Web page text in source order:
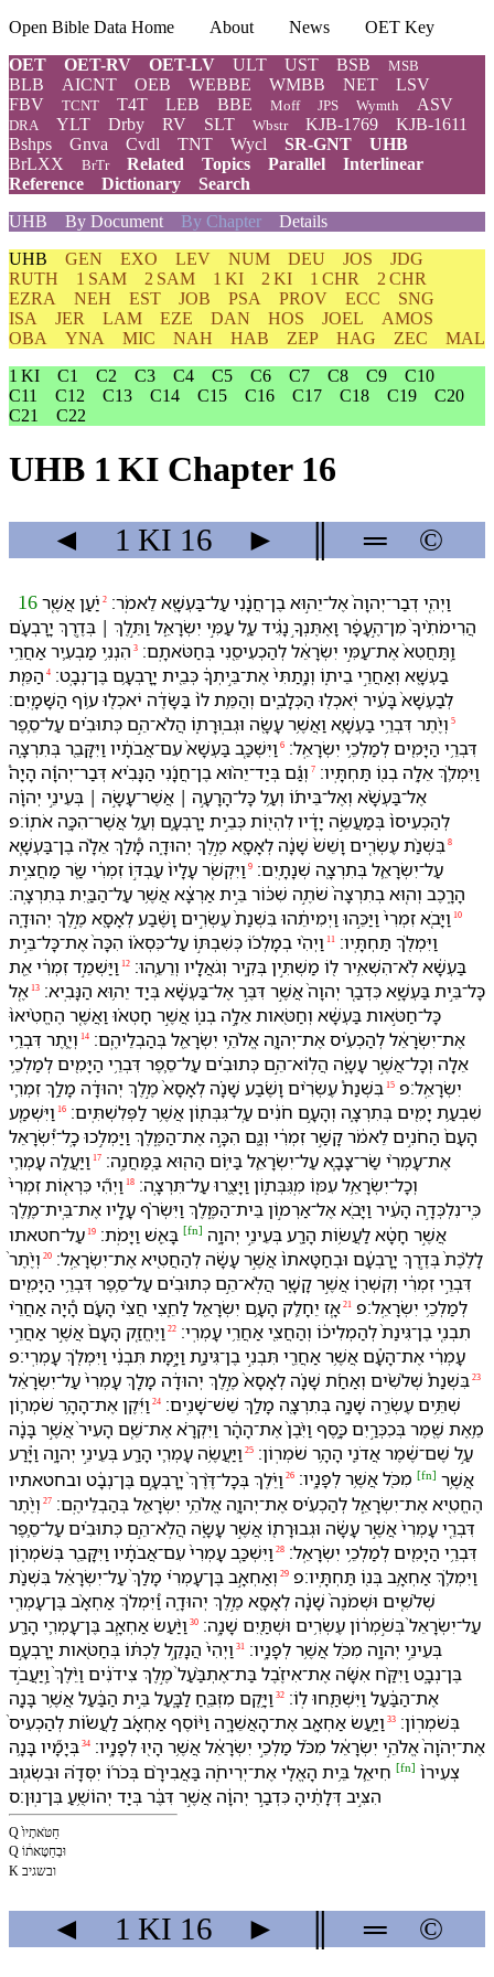
Open Bible Data Home About News
OET Key
OET
OET-RV OET-LV ULT UST BSB MSB
BLB AICNT OEB WEBBE WMBB NET
LSV
FBV
TCNT T4T LEB BBE Moff JPS Wymth ASV
DRA YLT Drby RV SLT Wbstr KJB-1769
KJB-1611
Bshps
Gnva Cvdl TNT Wycl SR-GNT
UHB
BrLXX
BrTr Related Topics Parallel
Interlinear
Reference
Dictionary
Search
UHB
By Document By Chapter Details
UHB GEN EXO LEV NUM DEU JOS
JDG
RUTH
1 SAM 2 SAM 1 KI 2 KI 1 CHR
2 CHR
EZRA
NEH EST JOB PSA PROV ECC
SNG
ISA
JER LAM EZE DAN HOS JOEL
AMOS
OBA
YNA MIC NAH HAB ZEP HAG ZEC
MAL
1 KI
C1 C2 C3 C4 C5 C6 C7 C8 C9
C10
C11
C12 C13 C14 C15 C16 C17 C18 C19
C20
C21
C22
UHB 1 KI Chapter 16
◄ 1 KI 16 ► ═ ©
16 וַ⁠יְהִ֤י דְבַר־יְהוָה֙ אֶל־יֵה֣וּא בֶן־חֲנָ֔נִי עַל־בַּעְשָׁ֖א לֵ⁠אמֹֽר׃ 2 יַ֗עַן אֲשֶׁ֤ר
הֲרִימֹתִ֨י⁠ךָ֙ מִן־הֶ֣⁠עָפָ֔ר וָ⁠אֶתֶּנְ⁠ךָ֣ נָגִ֔יד עַ֖ל עַמִּ֣⁠י יִשְׂרָאֵ֑ל וַ⁠תֵּ֣לֶךְ ׀ בְּ⁠דֶ֣רֶךְ יָרָבְעָ֗ם
וַֽ⁠תַּחֲטִא֙ אֶת־עַמִּ֣⁠י יִשְׂרָאֵ֔ל לְ⁠הַכְעִיסֵ֖⁠נִי בְּ⁠חַטֹּאתָֽ⁠ם׃ 3 הִנְ⁠נִ֥י מַבְעִ֛יר אַחֲרֵ֥י
בַעְשָׁ֖א וְ⁠אַחֲרֵ֣י בֵית֑⁠וֹ וְ⁠נָֽתַתִּי֙ אֶת־בֵּ֣יתְ⁠ךָ֔ כְּ⁠בֵ֖ית יָרָבְעָ֥ם בֶּן־נְבָֽט׃ 4 הַ⁠מֵּ֤ת
לְ⁠בַעְשָׁא֙ בָּ⁠עִ֔יר יֹֽאכְל֖וּ הַ⁠כְּלָבִ֑ים וְ⁠הַ⁠מֵּ֥ת ל⁠וֹ֙ בַּ⁠שָּׂדֶ֔ה יֹאכְל֖וּ ע֥וֹף הַ⁠שָּׁמָֽיִם׃
5 וְ⁠יֶ֨תֶר דִּבְרֵ֥י בַעְשָׁ֛א וַ⁠אֲשֶׁ֥ר עָשָׂ֖ה וּ⁠גְבֽוּרָת֑⁠וֹ הֲ⁠לֹא־הֵ֣ם כְּתוּבִ֗ים עַל־סֵ֛פֶר
דִּבְרֵ֥י הַ⁠יָּמִ֖ים לְ⁠מַלְכֵ֥י יִשְׂרָאֵֽל׃ 6 וַ⁠יִּשְׁכַּ֤ב בַּעְשָׁא֙ עִם־אֲבֹתָ֔י⁠ו וַ⁠יִּקָּבֵ֖ר בְּ⁠תִרְצָ֑ה
וַ⁠יִּמְלֹ֛ךְ אֵלָ֥ה בְנ֖⁠וֹ תַּחְתָּֽי⁠ו׃ 7 וְ⁠גַ֡ם בְּ⁠יַד־יֵה֨וּא בֶן־חֲנָ֜נִי הַ⁠נָּבִ֗יא דְּבַר־יְהוָ֡ה הָיָה֩
אֶל־בַּעְשָׁ֨א וְ⁠אֶל־בֵּית֜⁠וֹ וְ⁠עַ֥ל כָּל־הָ⁠רָעָ֣ה ׀ אֲשֶׁר־עָשָׂ֣ה ׀ בְּ⁠עֵינֵ֣י יְהוָ֗ה
לְ⁠הַכְעִיס⁠וֹ֙ בְּ⁠מַעֲשֵׂ֣ה יָדָ֔י⁠ו לִ⁠הְי֖וֹת כְּ⁠בֵ֣ית יָרָבְעָ֑ם וְ⁠עַ֥ל אֲשֶׁר־הִכָּ֖ה אֹתֽ⁠וֹ׃פ
8 בִּ⁠שְׁנַ֨ת עֶשְׂרִ֤ים וָ⁠שֵׁשׁ֙ שָׁנָ֔ה לְ⁠אָסָ֖א מֶ֣לֶךְ יְהוּדָ֑ה מָ֠לַךְ אֵלָ֨ה בֶן־בַּעְשָׁ֧א
עַל־יִשְׂרָאֵ֛ל בְּ⁠תִרְצָ֖ה שְׁנָתָֽיִם׃ 9 וַ⁠יִּקְשֹׁ֤ר עָלָי⁠ו֙ עַבְדּ֣⁠וֹ זִמְרִ֔י שַׂ֖ר מַחֲצִ֣ית
הָ⁠רָ֑כֶב וְ⁠ה֤וּא בְ⁠תִרְצָה֙ שֹׁתֶ֣ה שִׁכּ֔וֹר בֵּ֣ית אַרְצָ֔א אֲשֶׁ֥ר עַל־הַ⁠בַּ֖יִת בְּ⁠תִרְצָֽה׃
10 וַ⁠יָּבֹ֤א זִמְרִי֙ וַ⁠יַּכֵּ֣⁠הוּ וַ⁠יְמִיתֵ֔⁠הוּ בִּ⁠שְׁנַת֙ עֶשְׂרִ֣ים וָ⁠שֶׁ֔בַע לְ⁠אָסָ֖א מֶ֣לֶךְ יְהוּדָ֑ה
וַ⁠יִּמְלֹ֖ךְ תַּחְתָּֽי⁠ו׃
11 וַ⁠יְהִ֨י בְ⁠מָלְכ֜⁠וֹ כְּ⁠שִׁבְתּ֣⁠וֹ עַל־כִּסְא֗⁠וֹ הִכָּה֙ אֶת־כָּל־בֵּ֣ית
בַּעְשָׁ֔א לֹֽא־הִשְׁאִ֥יר ל֖⁠וֹ מַשְׁתִּ֣ין בְּ⁠קִ֑יר וְ⁠גֹאֲלָ֖י⁠ו וְ⁠רֵעֵֽ⁠הוּ׃ 12 וַ⁠יַּשְׁמֵ֣ד זִמְרִ֔י אֵ֖ת
כָּל־בֵּ֣ית בַּעְשָׁ֑א כִּ⁠דְבַ֤ר יְהוָה֙ אֲשֶׁ֣ר דִּבֶּ֣ר אֶל־בַּעְשָׁ֔א בְּ⁠יַ֖ד יֵה֥וּא הַ⁠נָּבִֽיא׃ 13 אֶ֚ל
כָּל־חַטֹּ֣אות בַּעְשָׁ֔א וְ⁠חַטֹּ֖אות אֵלָ֣ה בְנ֑⁠וֹ אֲשֶׁ֣ר חָטְא֗וּ וַ⁠אֲשֶׁ֤ר הֶחֱטִ֨יאוּ֙
אֶת־יִשְׂרָאֵ֔ל לְ⁠הַכְעִ֗יס אֶת־יְהוָ֛ה אֱלֹהֵ֥י יִשְׂרָאֵ֖ל בְּ⁠הַבְלֵי⁠הֶֽם׃ 14 וְ⁠יֶ֛תֶר דִּבְרֵ֥י
אֵלָ֖ה וְ⁠כָל־אֲשֶׁ֣ר עָשָׂ֑ה הֲ⁠לֽוֹא־הֵ֣ם כְּתוּבִ֗ים עַל־סֵ֛פֶר דִּבְרֵ֥י הַ⁠יָּמִ֖ים לְ⁠מַלְכֵ֥י
יִשְׂרָאֵֽל׃פ 15 בִּ⁠שְׁנַת֩ עֶשְׂרִ֨ים וָ⁠שֶׁ֜בַע שָׁנָ֗ה לְ⁠אָסָא֙ מֶ֣לֶךְ יְהוּדָ֔ה מָלַ֥ךְ זִמְרִ֛י
שִׁבְעַ֥ת יָמִ֖ים בְּ⁠תִרְצָ֑ה וְ⁠הָ⁠עָ֣ם חֹנִ֔ים עַֽל־גִּבְּת֖וֹן אֲשֶׁ֥ר לַ⁠פְּלִשְׁתִּֽים׃ 16 וַ⁠יִּשְׁמַ֤ע
הָ⁠עָם֙ הַ⁠חֹנִ֣ים לֵ⁠אמֹ֔ר קָשַׁ֣ר זִמְרִ֔י וְ⁠גַ֖ם הִכָּ֣ה אֶת־הַ⁠מֶּ֑לֶךְ וַ⁠יַּמְלִ֣כוּ כָֽל־יִ֠שְׂרָאֵל
אֶת־עָמְרִ֨י שַׂר־צָבָ֧א עַל־יִשְׂרָאֵ֛ל בַּ⁠יּ֥וֹם הַ⁠ה֖וּא בַּֽ⁠מַּחֲנֶֽה׃ 17 וַ⁠יַּעֲלֶ֥ה עָמְרִ֛י
וְ⁠כָל־יִשְׂרָאֵ֥ל עִמּ֖⁠וֹ מִֽ⁠גִּבְּת֑וֹן וַ⁠יָּצֻ֖רוּ עַל־תִּרְצָֽה׃ 18 וַ⁠יְהִ֞י כִּ⁠רְא֤וֹת זִמְרִי֙
כִּֽי־נִלְכְּדָ֣ה הָ⁠עִ֔יר וַ⁠יָּבֹ֖א אֶל־אַרְמ֣וֹן בֵּית־הַ⁠מֶּ֑לֶךְ וַ⁠יִּשְׂרֹ֨ף עָלָ֧י⁠ו אֶת־בֵּֽית־מֶ֛לֶךְ
בָּ⁠אֵ֖שׁ וַ⁠יָּמֹֽת׃ 19 [fn]
לָ⁠לֶ֨כֶת֙ בְּ⁠דֶ֣רֶךְ יָרָבְעָ֔ם וּ⁠בְ⁠חַטָּאת⁠וֹ֙ אֲשֶׁ֣ר עָשָׂ֔ה לְ⁠הַחֲטִ֖יא אֶת־יִשְׂרָאֵֽל׃ 20 וְ⁠יֶ֨תֶר֙
דִּבְרֵ֣י זִמְרִ֔י וְ⁠קִשְׁר֖⁠וֹ אֲשֶׁ֣ר קָשָׁ֑ר הֲ⁠לֹֽא־הֵ֣ם כְּתוּבִ֗ים עַל־סֵ֛פֶר דִּבְרֵ֥י הַ⁠יָּמִ֖ים
לְ⁠מַלְכֵ֥י יִשְׂרָאֵֽל׃פ 21 אָ֧ז יֵחָלֵ֛ק הָ⁠עָ֥ם יִשְׂרָאֵ֖ל לַ⁠חֵ֑צִי חֲצִ֨י הָ⁠עָ֜ם הָ֠יָה אַחֲרֵ֨י
תִבְנִ֤י בֶן־גִּינַת֙ לְ⁠הַמְלִיכ֔⁠וֹ וְ⁠הַ⁠חֲצִ֖י אַחֲרֵ֥י עָמְרִֽי׃ 22 וַ⁠יֶּחֱזַ֤ק הָ⁠עָם֙ אֲשֶׁ֣ר אַחֲרֵ֣י
עָמְרִ֔י אֶת־הָ⁠עָ֕ם אֲשֶׁ֥ר אַחֲרֵ֖י תִּבְנִ֣י בֶן־גִּינַ֑ת וַ⁠יָּ֣מָת תִּבְנִ֔י וַ⁠יִּמְלֹ֖ךְ עָמְרִֽי׃פ
23 בִּ⁠שְׁנַת֩ שְׁלֹשִׁ֨ים וְ⁠אַחַ֜ת שָׁנָ֗ה לְ⁠אָסָא֙ מֶ֣לֶךְ יְהוּדָ֔ה מָלַ֤ךְ עָמְרִי֙ עַל־יִשְׂרָאֵ֔ל
שְׁתֵּ֥ים עֶשְׂרֵ֖ה שָׁנָ֑ה בְּ⁠תִרְצָ֖ה מָלַ֥ךְ שֵׁשׁ־שָׁנִֽים׃ 24 וַ⁠יִּ֜קֶן אֶת־הָ⁠הָ֥ר שֹׁמְר֛וֹן
מֵ֥⁠אֶת שֶׁ֖מֶר בְּ⁠כִכְּרַ֣יִם כָּ֑סֶף וַ⁠יִּ֨בֶן֙ אֶת־הָ⁠הָ֔ר וַ⁠יִּקְרָ֗א אֶת־שֵׁ֤ם הָ⁠עִיר֙ אֲשֶׁ֣ר בָּנָ֔ה
עַ֣ל שֶׁם־שֶׁ֔מֶר אֲדֹנֵ֖י הָ⁠הָ֥ר שֹׁמְרֽוֹן׃ 25 וַ⁠יַּעֲשֶׂ֥ה עָמְרִ֛י הָ⁠רַ֖ע בְּ⁠עֵינֵ֣י יְהוָ֑ה וַ⁠יָּ֕רַע
מִ⁠כֹּ֖ל אֲשֶׁ֥ר לְ⁠פָנָֽי⁠ו׃ 26 [fn]
הֶחֱטִ֖יא אֶת־יִשְׂרָאֵ֑ל לְ⁠הַכְעִ֗יס אֶת־יְהוָ֛ה אֱלֹהֵ֥י יִשְׂרָאֵ֖ל בְּ⁠הַבְלֵי⁠הֶֽם׃ 27 וְ⁠יֶ֨תֶר
דִּבְרֵ֤י עָמְרִי֙ אֲשֶׁ֣ר עָשָׂ֔ה וּ⁠גְבוּרָת֖⁠וֹ אֲשֶׁ֣ר עָשָׂ֑ה הֲ⁠לֹֽא־הֵ֣ם כְּתוּבִ֗ים עַל־סֵ֛פֶר
דִּבְרֵ֥י הַ⁠יָּמִ֖ים לְ⁠מַלְכֵ֥י יִשְׂרָאֵֽל׃ 28 וַ⁠יִּשְׁכַּ֤ב עָמְרִי֙ עִם־אֲבֹתָ֔י⁠ו וַ⁠יִּקָּבֵ֖ר בְּ⁠שֹׁמְר֑וֹן
וַ⁠יִּמְלֹ֛ךְ אַחְאָ֥ב בְּנ֖⁠וֹ תַּחְתָּֽי⁠ו׃פ 29 וְ⁠אַחְאָ֣ב בֶּן־עָמְרִ֗י מָלַךְ֙ עַל־יִשְׂרָאֵ֔ל בִּ⁠שְׁנַ֨ת
שְׁלֹשִׁ֤ים וּ⁠שְׁמֹנֶה֙ שָׁנָ֔ה לְ⁠אָסָ֖א מֶ֣לֶךְ יְהוּדָ֑ה וַ֠⁠יִּמְלֹךְ אַחְאָ֨ב בֶּן־עָמְרִ֤י
עַל־יִשְׂרָאֵל֙ בְּ⁠שֹׁ֣מְר֔וֹן עֶשְׂרִ֥ים וּ⁠שְׁתַּ֖יִם שָׁנָֽה׃ 30 וַ⁠יַּ֨עַשׂ אַחְאָ֧ב בֶּן־עָמְרִ֛י הָ⁠רַ֖ע
בְּ⁠עֵינֵ֣י יְהוָ֑ה מִ⁠כֹּ֖ל אֲשֶׁ֥ר לְ⁠פָנָֽי⁠ו׃
31 וַ⁠יְהִי֙ הֲ⁠נָקֵ֣ל לֶכְתּ֔⁠וֹ בְּ⁠חַטֹּ֖אות יָרָבְעָ֣ם
בֶּן־נְבָ֑ט וַ⁠יִּקַּ֨ח אִשָּׁ֜ה אֶת־אִיזֶ֗בֶל בַּת־אֶתְבַּ֨עַל֙ מֶ֣לֶךְ צִידֹנִ֔ים וַ⁠יֵּ֨לֶךְ֙ וַֽ⁠יַּעֲבֹ֣ד
אֶת־הַ⁠בַּ֔עַל וַ⁠יִּשְׁתַּ֖חוּ לֽ⁠וֹ׃ 32 וַ⁠יָּ֥קֶם מִזְבֵּ֖חַ לַ⁠בָּ֑עַל בֵּ֣ית הַ⁠בַּ֔עַל אֲשֶׁ֥ר בָּנָ֖ה
בְּ⁠שֹׁמְרֽוֹן׃ 33 וַ⁠יַּ֥עַשׂ אַחְאָ֖ב אֶת־הָ⁠אֲשֵׁרָ֑ה וַ⁠יּ֨וֹסֶף אַחְאָ֜ב לַ⁠עֲשׂ֗וֹת לְ⁠הַכְעִיס֙
אֶת־יְהֹוָה֙ אֱלֹהֵ֣י יִשְׂרָאֵ֔ל מִ⁠כֹּ֨ל מַלְכֵ֣י יִשְׂרָאֵ֔ל אֲשֶׁ֥ר הָי֖וּ לְ⁠פָנָֽי⁠ו׃ 34 בְּ⁠יָמָ֞י⁠ו בָּנָ֥ה
[fn]
הִצִּ֣יב דְּלָתֶ֔י⁠הָ כִּ⁠דְבַ֣ר יְהוָ֔ה אֲשֶׁ֣ר דִּבֶּ֔ר בְּ⁠יַ֖ד יְהוֹשֻׁ֥עַ בִּן־נֽוּן׃ס
Q חַטֹּאתָיו֙
Q וּבְחַטָּאת֔וֹ
K ו⁠ב⁠שגיב
◄ 1 KI 16 ► ═ ©